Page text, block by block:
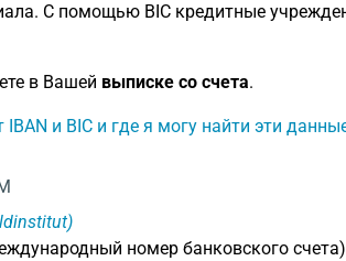
С помощью BIC кредитные
в Вашей выписке со счета.
и BIC и где я могу найти эти
номер банковского